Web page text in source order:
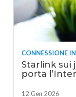
CONNESSIONE
Starlink sui
porta
12 Gen 2026